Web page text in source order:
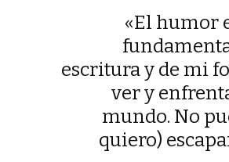
«El humor
escritura y de mi
ver y
mundo. No
quiero)